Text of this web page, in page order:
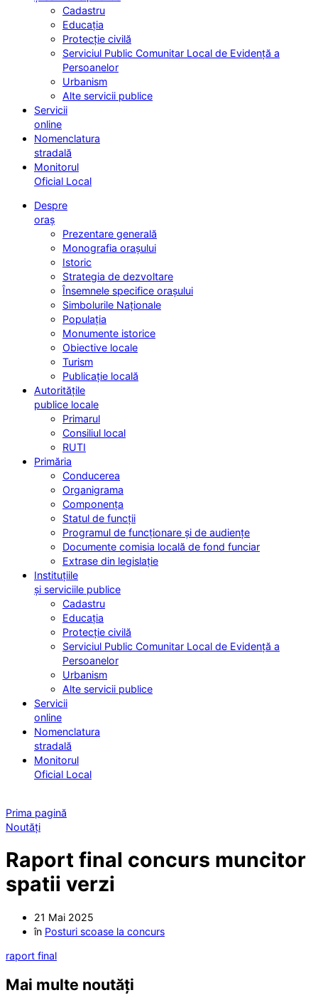
Cadastru
Educația
Protecție civilă
Serviciul Public Comunitar Local de Evidență a
Persoanelor
Urbanism
Alte servicii publice
Servicii
online
Nomenclatura
stradală
Monitorul
Oficial Local
Despre
oraș
Prezentare generală
Monografia orașului
Istoric
Strategia de dezvoltare
Însemnele specifice orașului
Simbolurile Naționale
Populația
Monumente istorice
Obiective locale
Turism
Publicație locală
Autoritățile
publice locale
Primarul
Consiliul local
RUTI
Primăria
Conducerea
Organigrama
Componența
Statul de funcții
Programul de funcționare și de audiențe
Documente comisia locală de fond funciar
Extrase din legislație
Instituțiile
și serviciile publice
Cadastru
Educația
Protecție civilă
Serviciul Public Comunitar Local de Evidență a
Persoanelor
Urbanism
Alte servicii publice
Servicii
online
Nomenclatura
stradală
Monitorul
Oficial Local
Prima pagină
Noutăți
Raport final concurs muncitor
spatii verzi
21 Mai 2025
în Posturi scoase la concurs
raport final
Mai multe noutăți